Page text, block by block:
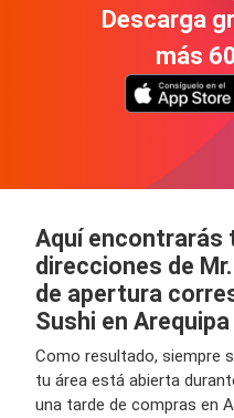
Descarga
más
Aquí encontrarás
direcciones de
de apertura
Sushi en Arequipa
Como resultado, siempre
tu área está abierta
una tarde de compras en